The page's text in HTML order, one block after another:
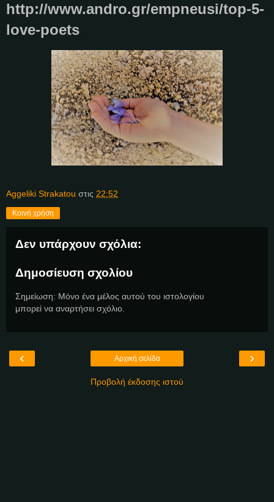
http://www.andro.gr/empneusi/top-5-
love-poets
Aggeliki Strakatou στις 22:52
Κοινή χρήση
Δεν υπάρχουν σχόλια:
Δημοσίευση σχολίου
Σημείωση: Μόνο ένα μέλος αυτού του ιστολογίου
μπορεί να αναρτήσει σχόλιο.
‹ ›
Αρχική σελίδα
Προβολή έκδοσης ιστού